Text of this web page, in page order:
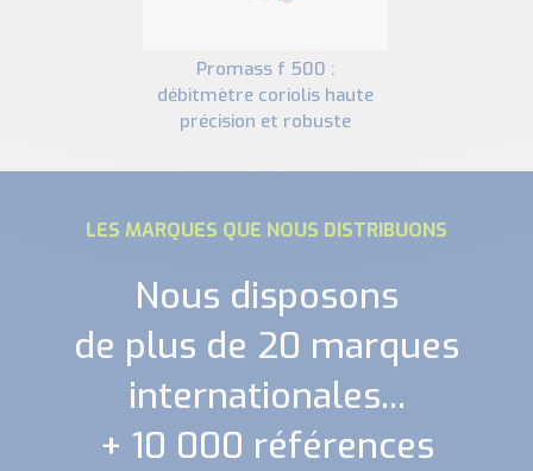
promass f 500 :
débitmètre coriolis haute
précision et robuste
LES MARQUES QUE NOUS DISTRIBUONS
Nous disposons
de plus de 20 marques
internationales...
+ 10 000 références